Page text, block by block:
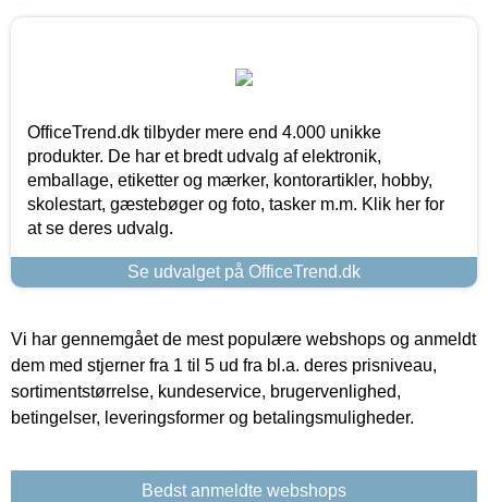
OfficeTrend.dk tilbyder mere end 4.000 unikke
produkter. De har et bredt udvalg af elektronik,
emballage, etiketter og mærker, kontorartikler, hobby,
skolestart, gæstebøger og foto, tasker m.m. Klik her for
at se deres udvalg.
Se udvalget på OfficeTrend.dk
Vi har gennemgået de mest populære webshops og anmeldt
dem med stjerner fra 1 til 5 ud fra bl.a. deres prisniveau,
sortimentstørrelse, kundeservice, brugervenlighed,
betingelser, leveringsformer og betalingsmuligheder.
Bedst anmeldte webshops